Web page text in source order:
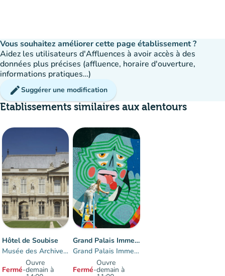
Vous souhaitez améliorer cette page établissement ?
Aidez les utilisateurs d'Affluences à avoir accès à des
données plus précises (affluence, horaire d'ouverture,
informations pratiques…)
editSuggérer une modification
Etablissements similaires aux alentours
Hôtel de Soubise
Musée des Archives nationales
Fermé-
Ouvre
demain à
Grand Palais Immersif
Grand Palais Immersif
Fermé-
Ouvre
demain à